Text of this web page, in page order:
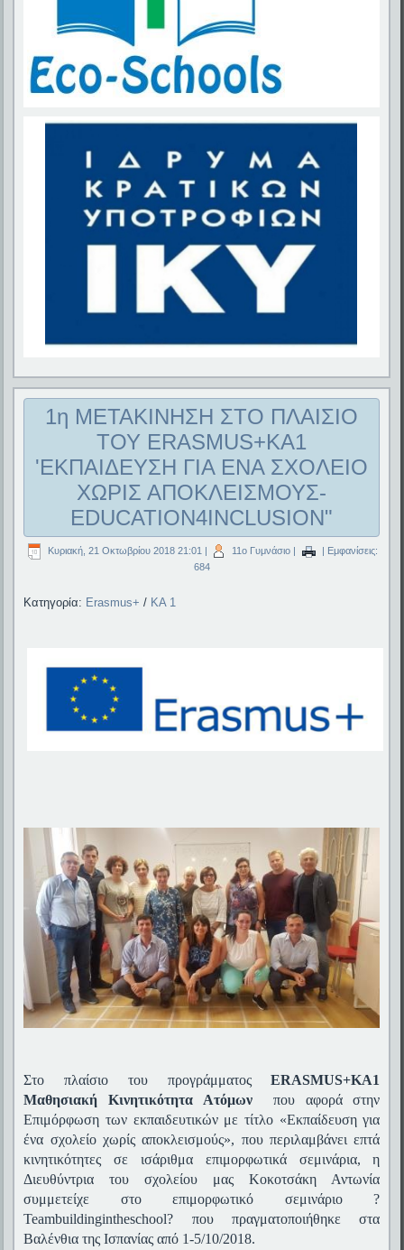
1η ΜΕΤΑΚΙΝΗΣΗ ΣΤΟ ΠΛΑΙΣΙΟ
ΤΟΥ ERASMUS+KA1
'ΕΚΠΑΙΔΕΥΣΗ ΓΙΑ ΕΝΑ ΣΧΟΛΕΙΟ
ΧΩΡΙΣ ΑΠΟΚΛΕΙΣΜΟΥΣ-
EDUCATION4INCLUSION"
Κυριακή, 21 Οκτωβρίου 2018 21:01 11ο Γυμνάσιο
| Εμφανίσεις:
684
Κατηγορία: Erasmus+ / KA 1
Στο πλαίσιο του προγράμματοςERASMUS+KA1
Μαθησιακή Κινητικότητα Ατόμωνπου αφορά στην
Επιμόρφωση των εκπαιδευτικών με τίτλο «Εκπαίδευση για
ένα σχολείο χωρίς αποκλεισμούς», που περιλαμβάνει επτά
κινητικότητες σε ισάριθμα επιμορφωτικά σεμινάρια, η
Διευθύντρια του σχολείου μας Κοκοτσάκη Αντωνία
συμμετείχε στο επιμορφωτικό σεμινάριο ?
Teambuildingintheschool? που πραγματοποιήθηκε στα
Βαλένθια της Ισπανίας από 1-5/10/2018.